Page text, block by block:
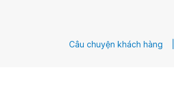
Câu chuyện khách hàng